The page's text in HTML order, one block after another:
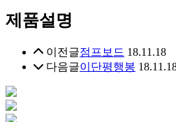
제품설명
이전글점프보드 18.11.18
다음글이단평행봉